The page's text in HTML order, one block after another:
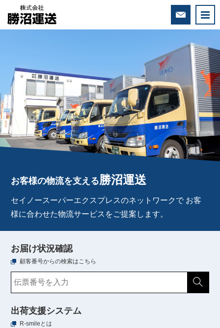
お客様の物流を支える勝沼運送
セイノースーパーエクスプレスのネットワークでお客
様に合わせた物流サービスをご提案します。
お届け状況確認
顧客番号からの検索はこちら
出荷支援システム
R-smileとは